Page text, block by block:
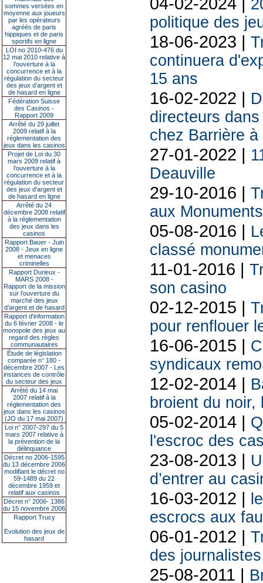
sommes versées en
moyenne aux joueurs
par les opérateurs
agréés de paris
hippiques et de paris
sportifs en ligne
LOI no 2010-476 du
12 mai 2010 relative à
l’ouverture à la
concurrence et à la
régulation du secteur
des jeux d’argent et
de hasard en ligne
Fédération Suisse
des Casinos -
Rapport 2009
Arrêté du 29 juillet
2009 relatif à la
réglementation des
jeux dans les casinos
Projet de Loi du 30
mars 2009 relatif à
l’ouverture à la
concurrence et à la
régulation du secteur
des jeux d’argent et
de hasard en ligne
Arrêté du 24
décembre 2008 relatif
à la réglementation
des jeux dans les
casinos
Rapport Bauer - Juin
2008 - Jeux en ligne
et menaces
criminelles
Rapport Durieux -
MARS 2008 -
Rapport de la mission
sur l’ouverture du
marché des jeux
d’argent et de hasard
Rapport d'information
du 6 février 2008 - le
monopole des jeux au
regard des règles
communautaires
Étude de législation
comparée n° 180 -
décembre 2007 - Les
instances de contrôle
du secteur des jeux
Arrêté du 14 mai
2007 relatif à la
réglementation des
jeux dans les casinos
(JO du 17 mai 2007)
Loi n° 2007-297 du 5
mars 2007 relative à
la prévention de la
délinquance
Décret no 2006-1595
du 13 décembre 2006
modifiant le décret no
59-1489 du 22
décembre 1959 et
relatif aux casinos
Décret n° 2006- 1386
du 15 novembre 2006
Rapport Trucy
Evolution des jeux de
hasard
politique des
18-06-2023 |
continuera
15 ans
16-02-2022 |
directeurs
chez Barrière
27-01-2022 |
Deauville
29-10-2016 |
aux
05-08-2016 |
classé
11-01-2016 |
son casino
02-12-2015 |
pour renflouer
16-06-2015 |
syndicaux
12-02-2014 |
broient du
05-02-2014 |
l'escroc des
23-08-2013 |
d’entrer au
16-03-2012 |
escrocs aux
06-01-2012 |
des journalistes
25-08-2011 |